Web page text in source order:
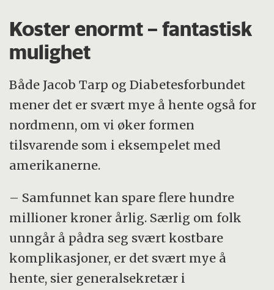
Koster enormt – fantastisk
mulighet
Både Jacob Tarp og Diabetesforbundet
mener det er svært mye å hente også for
nordmenn, om vi øker formen
tilsvarende som i eksempelet med
amerikanerne.
– Samfunnet kan spare flere hundre
millioner kroner årlig. Særlig om folk
unngår å pådra seg svært kostbare
komplikasjoner, er det svært mye å
hente, sier generalsekretær i